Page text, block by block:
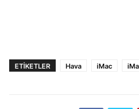
ETIKETLER Hava iMac